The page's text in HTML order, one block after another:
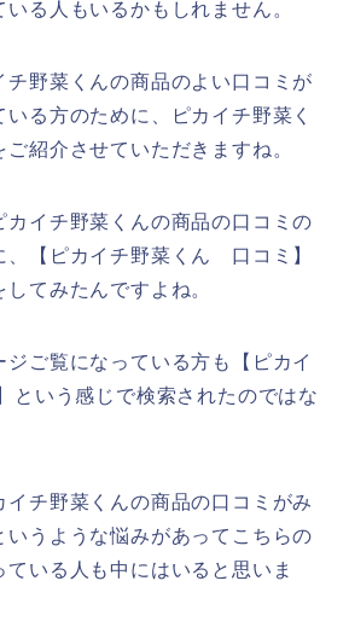
る人もいるかもしれません。
チ野菜くんの商品のよい口コミが
いる方のために、ピカイチ野菜く
紹介させていただきますね。
カイチ野菜くんの商品の口コミの
、【ピカイチ野菜くん 口コミ】
てみたんですよね。
ジご覧になっている方も【ピカイ
という感じで検索されたのではな
イチ野菜くんの商品の口コミがみ
いうような悩みがあってこちらの
いる人も中にはいると思いま